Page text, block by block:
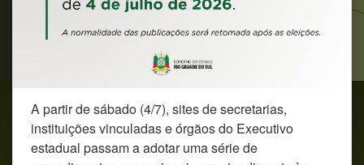
A partir de sábado (4/7), sites de secretarias,
instituições vinculadas e órgãos do Executivo
estadual passam a adotar uma série de
Resultado da Consulta Popular 2026/2027
Sobre a Consulta Popular